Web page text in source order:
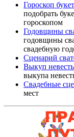
Гороскоп
подобрать
гороскопом
Годовщины
годовщины
свадебную
Сценарий
Выкуп
выкупа
Свадебные
мест